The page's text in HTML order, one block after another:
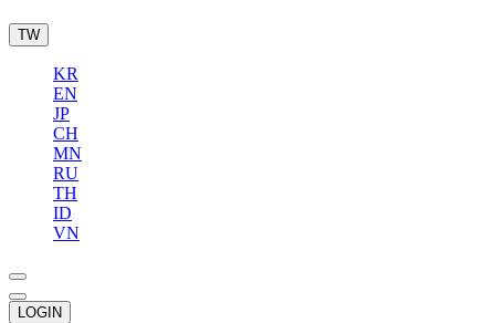
TW
KR
EN
JP
CH
MN
RU
TH
ID
VN
LOGIN